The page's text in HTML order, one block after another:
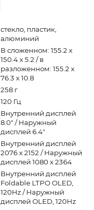
стекло, пластик,
алюминий
В сложенном: 155.2 x
150.4 x 5.2 / в
разложенном: 155.2 x
76.3 x 10.8
258 г
120 Гц
Внутренний дисплей
8.0" / Наружный
дисплей 6.4"
Внутренний дисплей
2076 x 2152 / Наружный
дисплей 1080 x 2364
Внутренний дисплей
Foldable LTPO OLED,
120Hz / Наружный
дисплей OLED, 120Hz